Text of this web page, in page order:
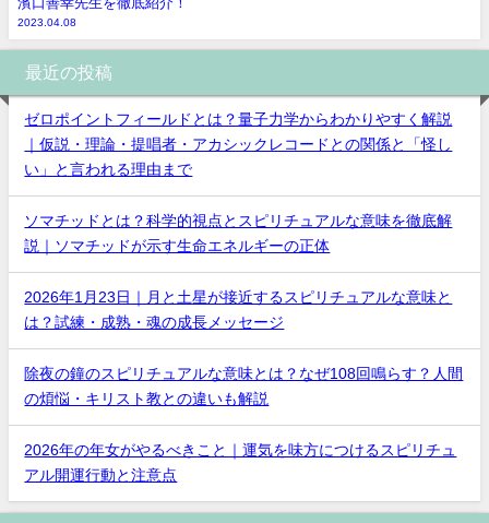
2023.04.08
最近の投稿
ゼロポイントフィールドとは？量子力学からわかりやすく解説
｜仮説・理論・提唱者・アカシックレコードとの関係と「怪し
い」と言われる理由まで
ソマチッドとは？科学的視点とスピリチュアルな意味を徹底解
説｜ソマチッドが示す生命エネルギーの正体
2026年1月23日｜月と土星が接近するスピリチュアルな意味と
は？試練・成熟・魂の成長メッセージ
除夜の鐘のスピリチュアルな意味とは？なぜ108回鳴らす？人間
の煩悩・キリスト教との違いも解説
2026年の年女がやるべきこと｜運気を味方につけるスピリチュ
アル開運行動と注意点